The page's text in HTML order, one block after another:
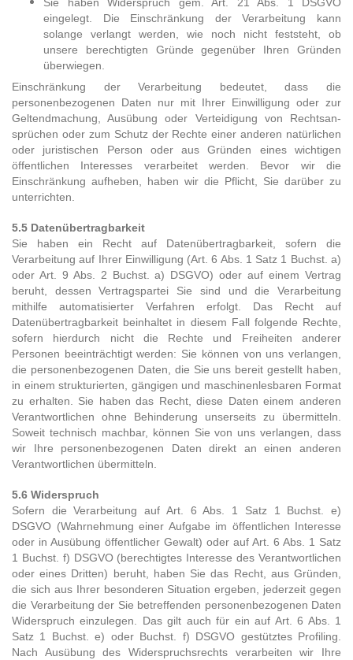
eingelegt. Die Einschränkung der Verarbeitung kann
solange verlangt werden, wie noch nicht feststeht, ob
unsere berechtigten Gründe gegenüber Ihren Gründen
überwiegen.
Einschränkung der Verarbeitung bedeutet, dass die
personenbezogenen Daten nur mit Ihrer Einwilligung oder zur
Geltendmachung, Ausübung oder Verteidigung von Rechtsan­
sprüchen oder zum Schutz der Rechte einer anderen natürlichen
oder juristischen Person oder aus Gründen eines wichtigen
öffentlichen Interesses verarbeitet werden. Bevor wir die
Einschränkung aufheben, haben wir die Pflicht, Sie darüber zu
unterrichten.
5.5 Datenübertragbarkeit
Sie haben ein Recht auf Datenübertragbarkeit, sofern die
Verarbeitung auf Ihrer Einwilligung (Art. 6 Abs. 1 Satz 1 Buchst. a)
oder Art. 9 Abs. 2 Buchst. a) DSGVO) oder auf einem Vertrag
beruht, dessen Vertragspartei Sie sind und die Verarbeitung
mithilfe automatisierter Verfahren erfolgt. Das Recht auf
Datenübertragbarkeit beinhaltet in diesem Fall folgende Rechte,
sofern hierdurch nicht die Rechte und Freiheiten anderer
Personen beeinträchtigt werden: Sie können von uns verlangen,
die personenbezogenen Daten, die Sie uns bereit gestellt haben,
in einem strukturierten, gängigen und maschinenlesbaren Format
zu erhalten. Sie haben das Recht, diese Daten einem anderen
Verantwortlichen ohne Behinderung unserseits zu übermitteln.
Soweit technisch machbar, können Sie von uns verlangen, dass
wir Ihre personenbezogenen Daten direkt an einen anderen
Verantwortlichen übermitteln.
5.6 Widerspruch
Sofern die Verarbeitung auf Art. 6 Abs. 1 Satz 1 Buchst. e)
DSGVO (Wahrnehmung einer Aufgabe im öffentlichen Interesse
oder in Ausübung öffentlicher Gewalt) oder auf Art. 6 Abs. 1 Satz
1 Buchst. f) DSGVO (berechtigtes Interesse des Verantwortlichen
oder eines Dritten) beruht, haben Sie das Recht, aus Gründen,
die sich aus Ihrer besonderen Situation ergeben, jederzeit gegen
die Verarbeitung der Sie betreffenden personenbezogenen Daten
Widerspruch einzulegen. Das gilt auch für ein auf Art. 6 Abs. 1
Satz 1 Buchst. e) oder Buchst. f) DSGVO gestütztes Profiling.
Nach Ausübung des Widerspruchsrechts verarbeiten wir Ihre